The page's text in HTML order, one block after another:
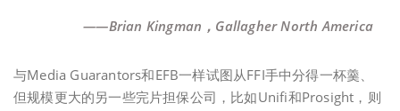
——Brian Kingman，Gallagher North America
与Media Guarantors和EFB一样试图从FFI手中分得一杯羹、
但规模更大的另一些完片担保公司，比如Unifi和Prosight，则